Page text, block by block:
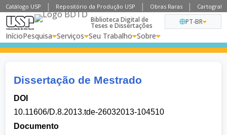
Catálogo USP Repositório da Produção USP Obras Raras
Biblioteca Digital de
Teses e Dissertações
InícioPesquisa Serviços Seu Trabalho Sobre
PT-BR
Dissertação de Mestrado
DOI
10.11606/D.8.2013.tde-26032013-104510
Documento